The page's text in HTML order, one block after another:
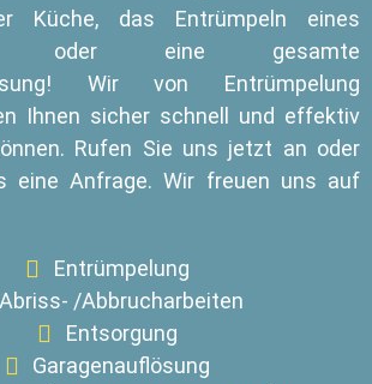
Küche, das Entrümpeln eines
oder eine gesamte
Wir von Entrümpelung
Ihnen sicher schnell und effektiv
Rufen Sie uns jetzt an oder
eine Anfrage. Wir freuen uns auf
Entrümpelung
Abriss- /Abbrucharbeiten
Entsorgung
Garagenauflösung